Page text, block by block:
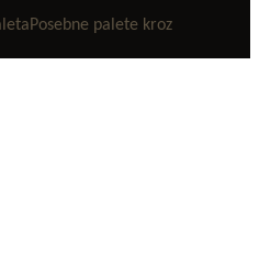
Posebne palete kroz